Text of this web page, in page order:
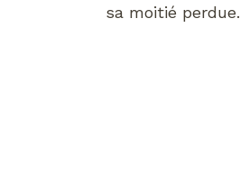
sa moitié perdue.